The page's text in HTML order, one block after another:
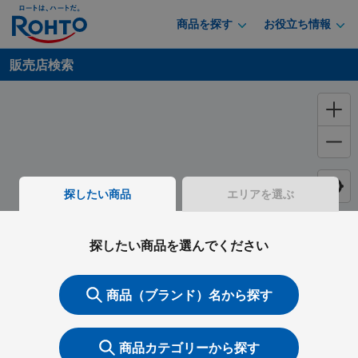
商品を探す お役立ち情報
販売店検索
探したい商品 エリアを選ぶ
探したい商品を選んでください
商品（ブランド）名から探す
商品カテゴリーから探す